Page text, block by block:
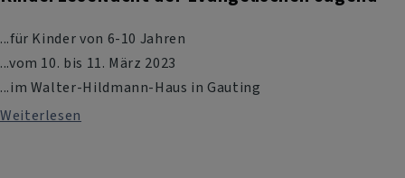
...für Kinder von 6-10 Jahren
...vom 10. bis 11. März 2023
...im Walter-Hildmann-Haus in Gauting
Weiterlesen